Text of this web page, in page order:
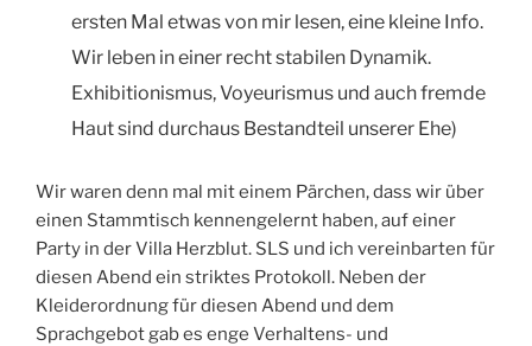
ersten Mal etwas von mir lesen, eine kleine Info.
Wir leben in einer recht stabilen Dynamik.
Exhibitionismus, Voyeurismus und auch fremde
Haut sind durchaus Bestandteil unserer Ehe)
Wir waren denn mal mit einem Pärchen, dass wir über
einen Stammtisch kennengelernt haben, auf einer
Party in der Villa Herzblut. SLS und ich vereinbarten für
diesen Abend ein striktes Protokoll. Neben der
Kleiderordnung für diesen Abend und dem
Sprachgebot gab es enge Verhaltens- und